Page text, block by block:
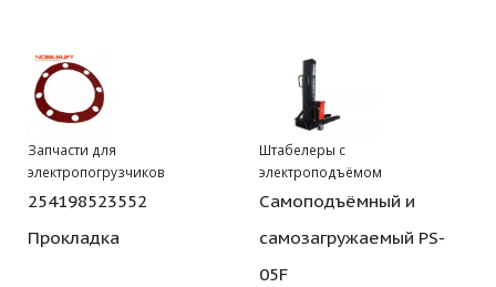
Запчасти для
электропогрузчиков
254198523552
Прокладка
Штабелеры с
электроподъёмом
Самоподъёмный и
самозагружаемый PS-
05F